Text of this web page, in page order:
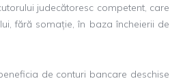
judecătoresc competent, care
fără somație, în baza încheierii de
de conturi bancare deschise